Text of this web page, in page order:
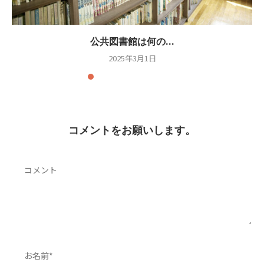
公共図書館は何の...
2025年3月1日
コメントをお願いします。